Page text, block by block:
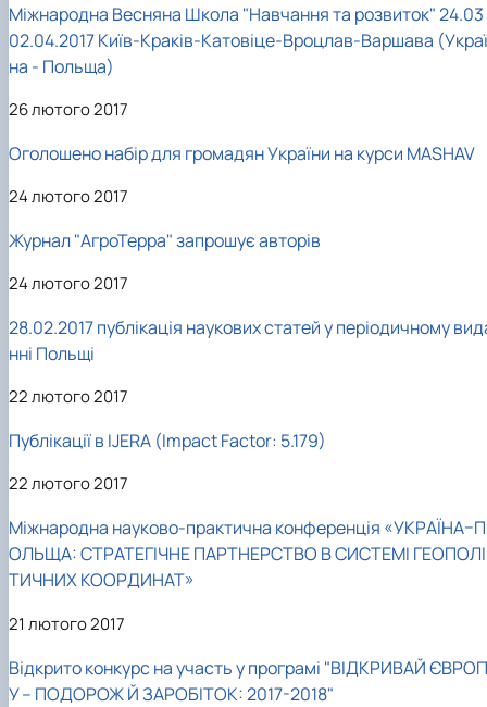
Міжнародна Весняна Школа "Навчання та розвиток"
02.04.2017 Київ-Краків-Катовіце-Вроцлав-Варшава (Украї
на - Польща)
26 лютого 2017
Оголошено набір для громадян України на курси MASHAV
24 лютого 2017
Журнал "АгроТерра" запрошує авторів
24 лютого 2017
28.02.2017 публікація наукових статей у періодичному
нні Польщі
22 лютого 2017
Публікації в IJERA (Impact Factor: 5.179)
22 лютого 2017
Міжнародна науково-практична конференція «УКРАЇНА–П
ОЛЬЩА: СТРАТЕГІЧНЕ ПАРТНЕРСТВО В СИСТЕМІ ГЕОПОЛІ
ТИЧНИХ КООРДИНАТ»
21 лютого 2017
Відкрито конкурс на участь у програмі "ВІДКРИВАЙ ЄВРОП
У – ПОДОРОЖ Й ЗАРОБІТОК: 2017-2018"